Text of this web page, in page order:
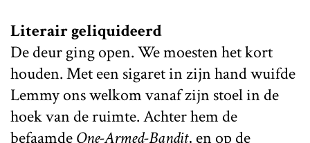
Literair geliquideerd
De deur ging open. We moesten het kort
houden. Met een sigaret in zijn hand wuifde
Lemmy ons welkom vanaf zijn stoel in de
hoek van de ruimte. Achter hem de
befaamdeOne-Armed-Bandit, en op de